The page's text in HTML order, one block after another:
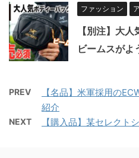
ファッション
【別注】大
ビームスがよ
PREV
【名品】米軍採用の
紹介
NEXT 【購入品】某セレクト